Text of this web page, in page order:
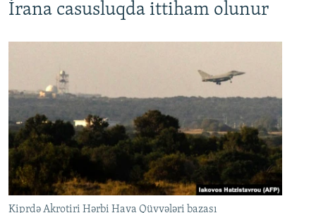
İrana casusluqda ittiham olunur
Kiprdə Akrotiri Hərbi Hava Qüvvələri bazası